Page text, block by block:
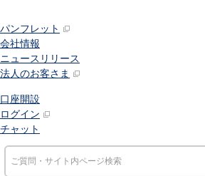
パンフレット
会社情報
ニュースリリース
法人のお客さま
口座開設
ログイン
チャット